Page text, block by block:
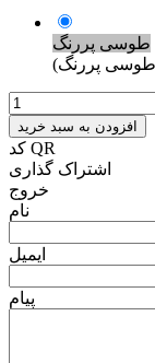
طوسی پررنگ
افزودن به سبد خرید
کد QR
اشتراک گذاری
خروج
نام
ایمیل
پیام